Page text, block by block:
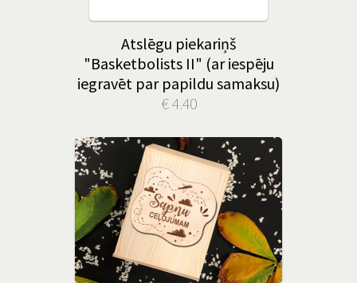
Atslēgu piekariņš
"Basketbolists II" (ar iespēju
iegravēt par papildu samaksu)
€ 4.40